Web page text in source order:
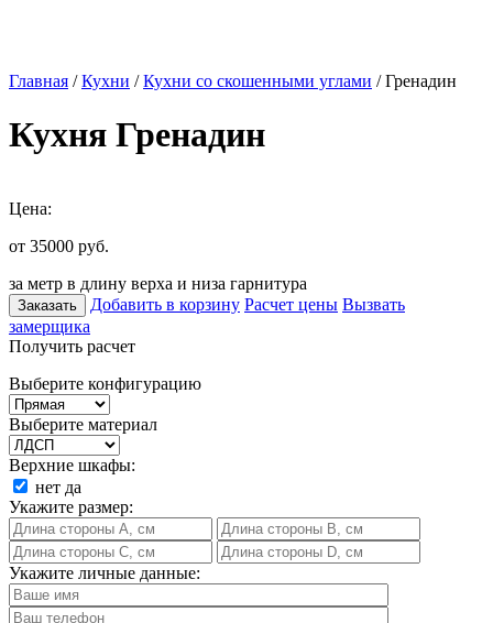
Главная /Кухни /Кухни со скошенными углами / Гренадин
Кухня Гренадин
Цена:
от 35000 руб.
за метр в длину верха и низа гарнитура
Заказать Добавить в корзину Расчет цены Вызвать
замерщика
Получить расчет
Выберите конфигурацию
Выберите материал
Верхние шкафы:
нет да
Укажите размер:
Укажите личные данные: